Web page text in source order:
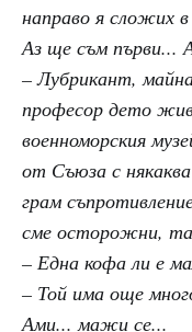
направо я сложих
Аз ще съм първи...
– Лубрикант,
професор дето
военноморския
от Съюза с
грам
сме осторожни,
– Една кофа ли е
– Той има още
Ами... мажи се...